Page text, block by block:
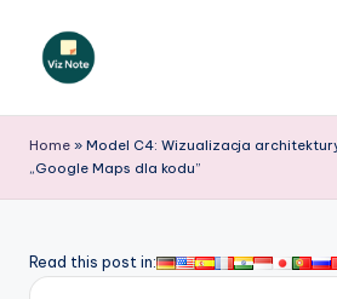
iz
N
t
Home » Model C4: Wizualizacja
„Google Maps dla kodu”
Read this post in: